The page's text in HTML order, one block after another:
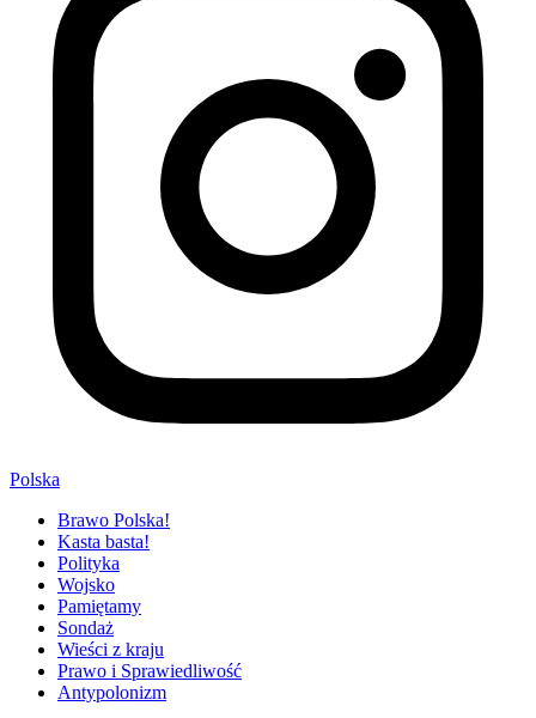
Polska
Brawo Polska!
Kasta basta!
Polityka
Wojsko
Pamiętamy
Sondaż
Wieści z kraju
Prawo i Sprawiedliwość
Antypolonizm